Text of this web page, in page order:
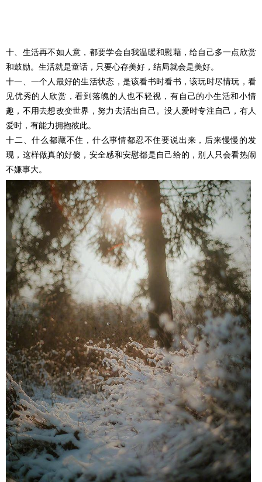
十、生活再不如人意，都要学会自我温暖和慰藉，给自己多一点欣赏
和鼓励。生活就是童话，只要心存美好，结局就会是美好。
十一、一个人最好的生活状态，是该看书时看书，该玩时尽情玩，看
见优秀的人欣赏，看到落魄的人也不轻视，有自己的小生活和小情
趣，不用去想改变世界，努力去活出自己。没人爱时专注自己，有人
爱时，有能力拥抱彼此。
十二、什么都藏不住，什么事情都忍不住要说出来，后来慢慢的发
现，这样做真的好傻，安全感和安慰都是自己给的，别人只会看热闹
不嫌事大。